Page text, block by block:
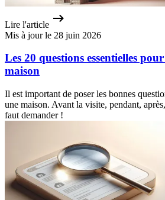
Lire l'article
Mis à jour le 28 juin 2026
Les 20 questions essentielles
maison
Il est important de poser les bonnes
une maison. Avant la visite, pendant,
faut demander !